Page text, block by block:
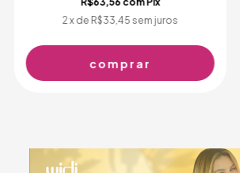
2x de R$33,45 sem juros